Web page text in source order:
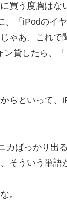
買う度胸はな
「iPodのイ
ゃあ、これで
貸したら、
らといって、
ばっかり出
そういう単語
。